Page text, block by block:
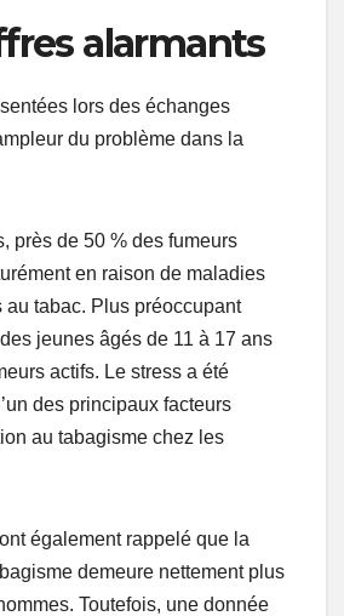
alarmants
lors des échanges
du problème dans la
près de 50 % des fumeurs
en raison de maladies
au tabac. Plus préoccupant
jeunes âgés de 11 à 17 ans
actifs. Le stress a été
des principaux facteurs
au tabagisme chez les
également rappelé que la
demeure nettement plus
Toutefois, une donnée